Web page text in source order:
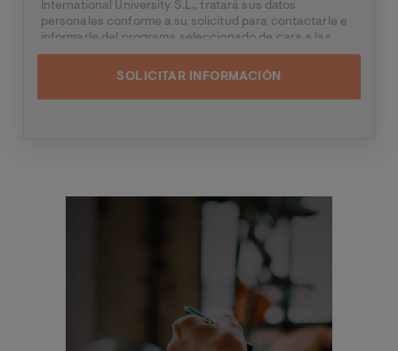
International University S.L., tratará sus datos
personales conforme a su solicitud para contactarle e
informarle del programa seleccionado de cara a las
dos próximas convocatorias del mismo, pudiendo
contactar con usted a través de medios electrónicos
telefónicos, siendo eliminados una vez facilitada dicha
mediante carta a Universitat Internacional Valenciana
– Valencian International University S.L. - Apartado de
Correos 221 de Barcelona, o remitiendo un email a
. Asimismo, cuando lo
considere oportuno podrá presentar una reclamación
ante la Agencia Española de protección de datos.
Podrá ponerse en contacto con nuestro Delegado de
Protección de Datos mediante escrito dirigido adpo@
planeta.es
o a Grupo Planeta, At.: Delegado de
Imagen